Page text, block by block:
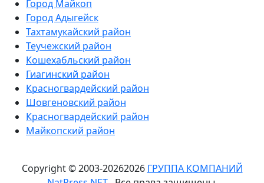
Город Майкоп
Город Адыгейск
Тахтамукайский район
Теучежский район
Кошехабльский район
Гиагинский район
Красногвардейский район
Шовгеновский район
Красногвардейский район
Майкопский район
Copyright © 2003-20262026 ГРУППА КОМПАНИЙ